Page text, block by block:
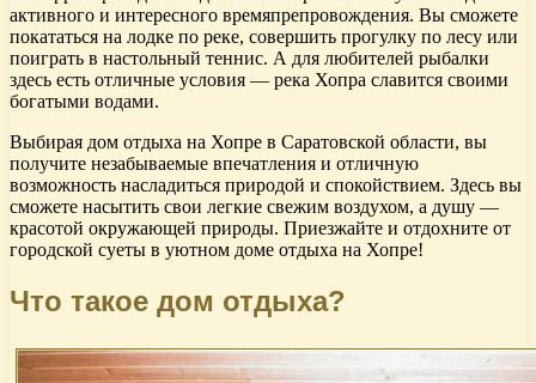
активного и интересного времяпрепровождения. Вы сможете
покататься на лодке по реке, совершить прогулку по лесу или
поиграть в настольный теннис. А для любителей рыбалки
здесь есть отличные условия — река Хопра славится своими
богатыми водами.
Выбирая дом отдыха на Хопре в Саратовской области, вы
получите незабываемые впечатления и отличную
возможность насладиться природой и спокойствием. Здесь вы
сможете насытить свои легкие свежим воздухом, а душу —
красотой окружающей природы. Приезжайте и отдохните от
городской суеты в уютном доме отдыха на Хопре!
Что такое дом отдыха?